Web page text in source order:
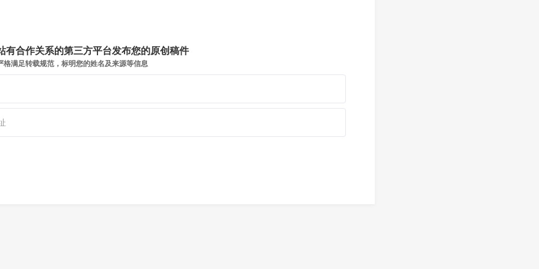
有合作关系的第三方平台发布您的原创稿件
格满足转载规范，标明您的姓名及来源等信息